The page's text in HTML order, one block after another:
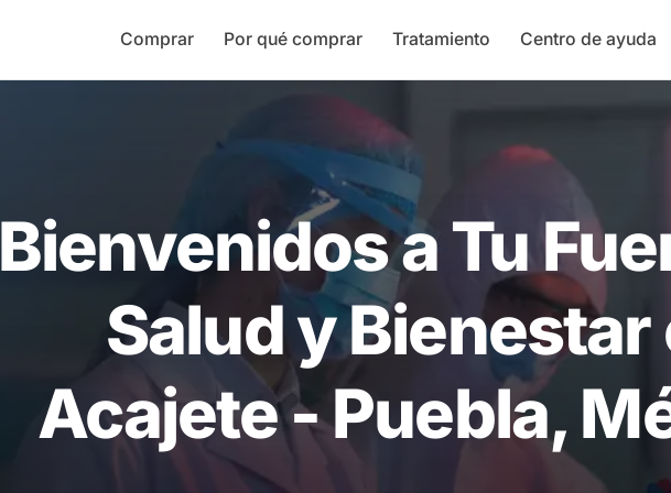
Comprar Por qué comprar Tratamiento Centro de ayuda
Bienvenidos a Tu
Salud y Bienestar
Acajete - Puebla,